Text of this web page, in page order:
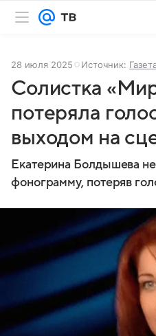
28 июля 2025 Источник:
Солистка
потеряла
выходом на
Екатерина Болдышева не
фонограмму, потеряв